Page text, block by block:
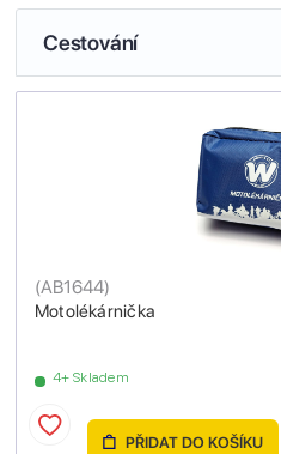
Cestování
Motolékárnička
(AB1644)
4+ Skladem
PŘIDAT DO KOŠÍKU